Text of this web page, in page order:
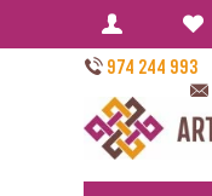
974 244 993